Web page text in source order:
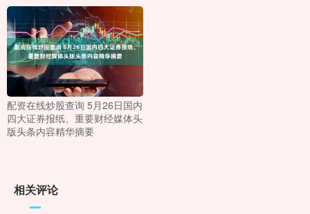
配资在线炒股查询 5月26日国内
四大证券报纸、重要财经媒体头
版头条内容精华摘要
相关评论